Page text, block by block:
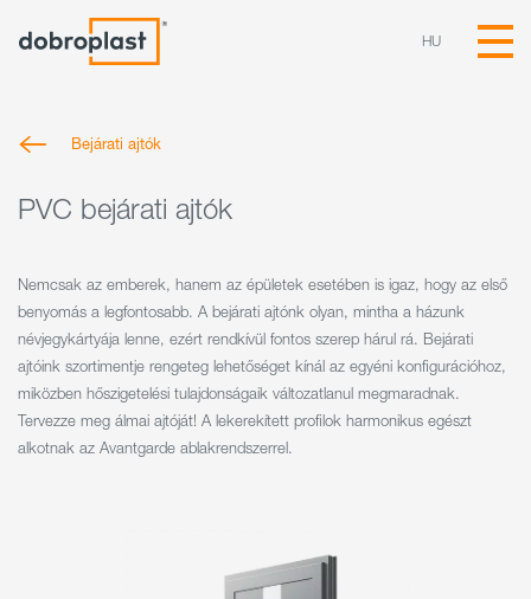
HU
Bejárati ajtók
PVC bejárati ajtók
Nemcsak az emberek, hanem az épületek esetében is igaz, hogy az első
benyomás a legfontosabb. A bejárati ajtónk olyan, mintha a házunk
névjegykártyája lenne, ezért rendkívül fontos szerep hárul rá. Bejárati
ajtóink szortimentje rengeteg lehetőséget kínál az egyéni konfigurációhoz,
miközben hőszigetelési tulajdonságaik változatlanul megmaradnak.
Tervezze meg álmai ajtóját! A lekerekített profilok harmonikus egészt
alkotnak az Avantgarde ablakrendszerrel.